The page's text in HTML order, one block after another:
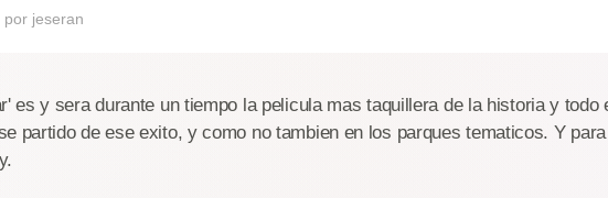
por jeseran
es y sera durante un tiempo la pelicula mas taquillera de la historia y todo
partido de ese exito, y como no tambien en los parques tematicos. Y